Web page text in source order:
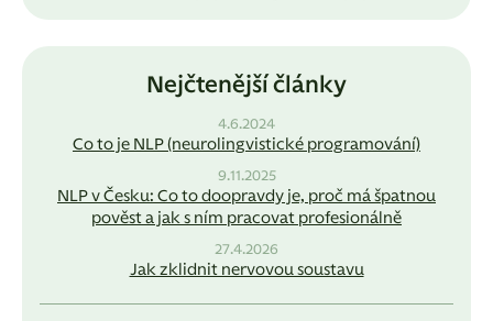
Nejčtenější články
4.6.2024
Co to je NLP (neurolingvistické programování)
9.11.2025
NLP v Česku: Co to doopravdy je, proč má špatnou
pověst a jak s ním pracovat profesionálně
27.4.2026
Jak zklidnit nervovou soustavu